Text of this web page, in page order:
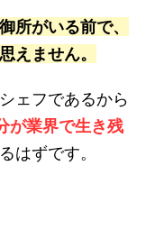
所がいる前で、
えません。
ェフであるから
が業界で生き残
はずです。